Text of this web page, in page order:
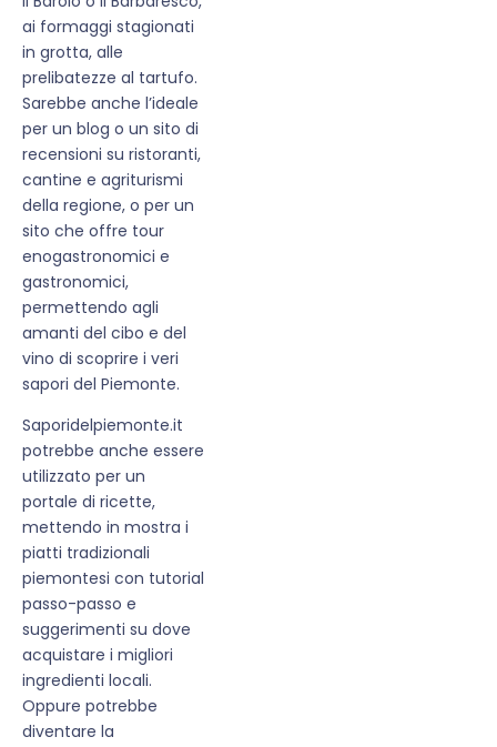
ai formaggi stagionati
in grotta, alle
prelibatezze al tartufo.
Sarebbe anche l’ideale
per un blog o un sito di
recensioni su ristoranti,
cantine e agriturismi
della regione, o per un
sito che offre tour
enogastronomici e
gastronomici,
permettendo agli
amanti del cibo e del
vino di scoprire i veri
sapori del Piemonte.
Saporidelpiemonte.it
potrebbe anche essere
utilizzato per un
portale di ricette,
mettendo in mostra i
piatti tradizionali
piemontesi con tutorial
passo-passo e
suggerimenti su dove
acquistare i migliori
ingredienti locali.
Oppure potrebbe
diventare la